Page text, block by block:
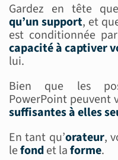
Gardez en tête
qu’un support, et
est conditionnée
capacité à captiver
lui.
Bien que les
PowerPoint peuvent
suffisantes à elles
En tant qu’orateur,
lefondet laforme.